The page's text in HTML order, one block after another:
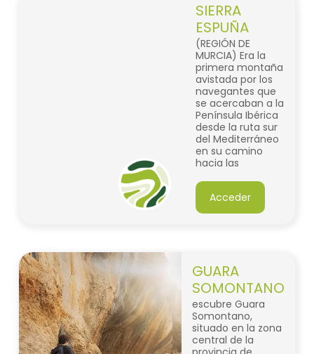
SIERRA
ESPUÑA
(REGIÓN DE
MURCIA) Era la
primera montaña
avistada por los
navegantes que
se acercaban a la
Península Ibérica
desde la ruta sur
del Mediterráneo
en su camino
hacia las
Hércules.
Acceder
GUARA
SOMONTANO
escubre Guara
Somontano,
situado en la zona
central de la